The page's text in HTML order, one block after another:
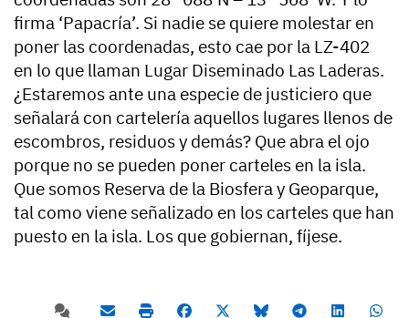
firma ‘Papacría’. Si nadie se quiere molestar en
poner las coordenadas, esto cae por la LZ-402
en lo que llaman Lugar Diseminado Las Laderas.
¿Estaremos ante una especie de justiciero que
señalará con cartelería aquellos lugares llenos de
escombros, residuos y demás? Que abra el ojo
porque no se pueden poner carteles en la isla.
Que somos Reserva de la Biosfera y Geoparque,
tal como viene señalizado en los carteles que han
puesto en la isla. Los que gobiernan, fíjese.